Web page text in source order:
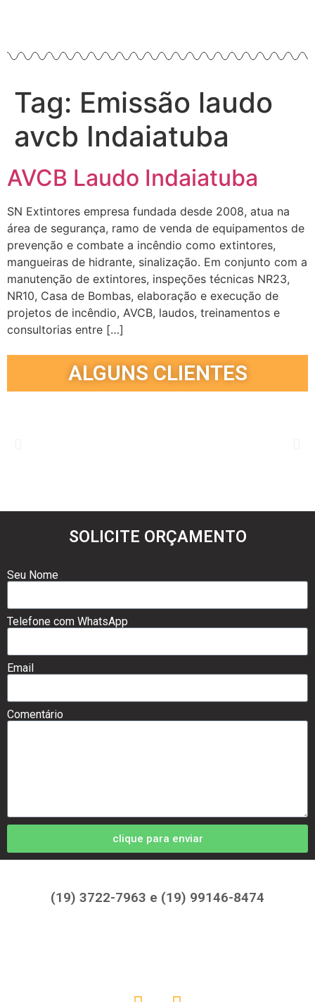
Tag: Emissão laudo
avcb Indaiatuba
AVCB Laudo Indaiatuba
SN Extintores empresa fundada desde 2008, atua na
área de segurança, ramo de venda de equipamentos de
prevenção e combate a incêndio como extintores,
mangueiras de hidrante, sinalização. Em conjunto com a
manutenção de extintores, inspeções técnicas NR23,
NR10, Casa de Bombas, elaboração e execução de
projetos de incêndio, AVCB, laudos, treinamentos e
consultorias entre […]
ALGUNS CLIENTES
SOLICITE ORÇAMENTO
Seu Nome
Telefone com WhatsApp
Email
Comentário
clique para enviar
(19) 3722-7963 e (19) 99146-8474